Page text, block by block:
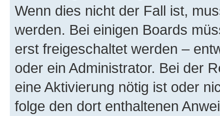
Wenn dies nicht der Fall ist,
werden. Bei einigen Boards
erst freigeschaltet werden –
oder ein Administrator. Bei der
eine Aktivierung nötig ist oder
folge den dort enthaltenen